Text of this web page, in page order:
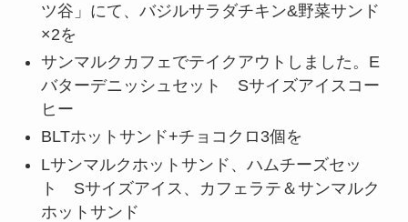
ツ谷」にて、バジルサラダチキン&野菜サンド
×2を
サンマルクカフェでテイクアウトしました。E
バターデニッシュセット Sサイズアイスコー
ヒー
BLTホットサンド+チョコクロ3個を
Lサンマルクホットサンド、ハムチーズセッ
ト Sサイズアイス、カフェラテ＆サンマルク
ホットサンド